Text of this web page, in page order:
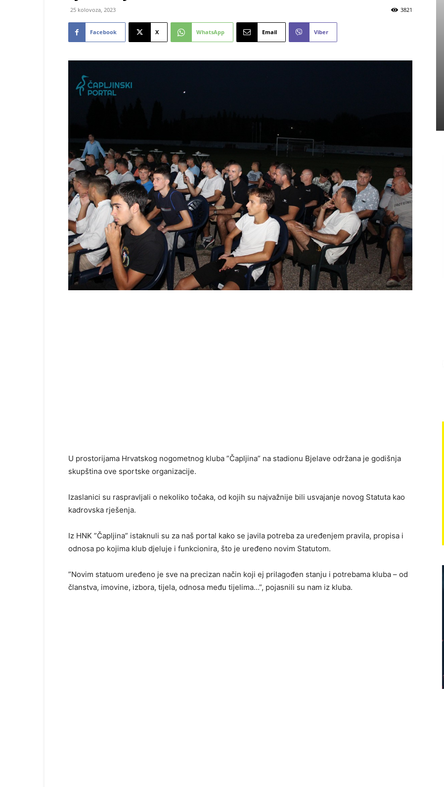
25 kolovoza, 2023 3821
Facebook X WhatsApp Email Viber
U prostorijama Hrvatskog nogometnog kluba ”Čapljina” na stadionu Bjelave održana je godišnja
skupština ove sportske organizacije.
Izaslanici su raspravljali o nekoliko točaka, od kojih su najvažnije bili usvajanje novog Statuta kao
kadrovska rješenja.
Iz HNK ”Čapljina” istaknuli su za naš portal kako se javila potreba za uređenjem pravila, propisa i
odnosa po kojima klub djeluje i funkcionira, što je uređeno novim Statutom.
”Novim statuom uređeno je sve na precizan način koji ej prilagođen stanju i potrebama kluba – od
članstva, imovine, izbora, tijela, odnosa među tijelima…”, pojasnili su nam iz kluba.